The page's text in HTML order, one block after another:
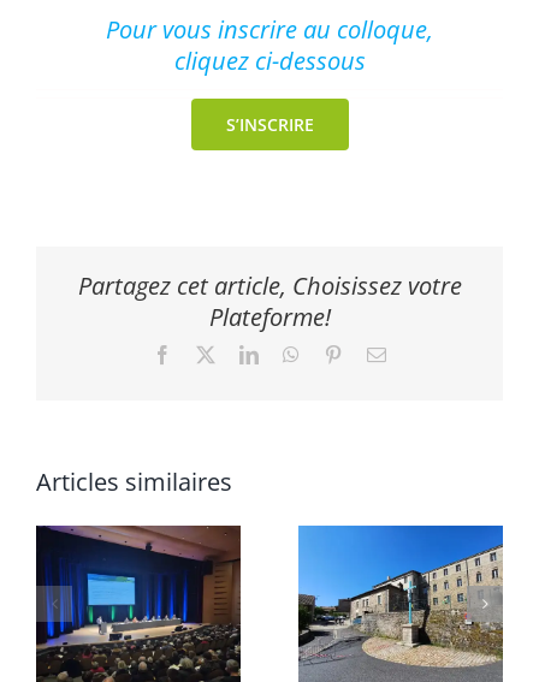
Pour vous inscrire au colloque,
cliquez ci-dessous
S’INSCRIRE
Partagez cet article, Choisissez votre
Plateforme!
Facebook LinkedInWhatsApp
PinterestEmail
Articles similaires